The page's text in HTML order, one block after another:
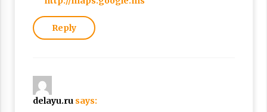
Reply
delayu.ru says: